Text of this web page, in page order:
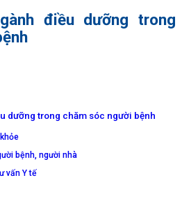
điều dưỡng trong
dưỡng trong chăm sóc người bệnh
bệnh, người nhà
vấn Y tế